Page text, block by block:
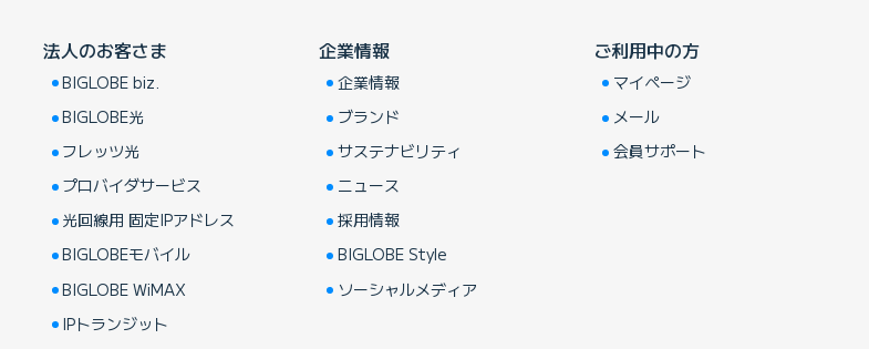
法人のお客さま
BIGLOBE biz.
BIGLOBE光
フレッツ光
プロバイダサービス
光回線用 固定IPアドレス
BIGLOBEモバイル
BIGLOBE WiMAX
IPトランジット
企業情報
企業情報
ブランド
サステナビリティ
ニュース
採用情報
BIGLOBE Style
ソーシャルメディア
ご利用中の方
マイページ
メール
会員サポート